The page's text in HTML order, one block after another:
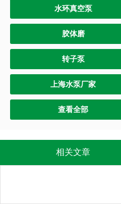
水环真空泵
胶体磨
转子泵
上海水泵厂家
查看全部
相关文章